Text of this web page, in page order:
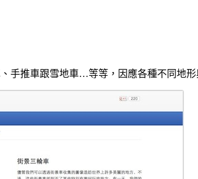
手推車跟雪地車…等等，因應各種不同地